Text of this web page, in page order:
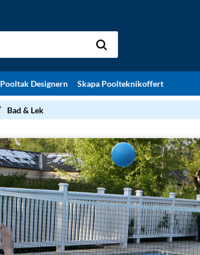
Pooltak Designern Skapa Poolteknikoffert
Bad & Lek